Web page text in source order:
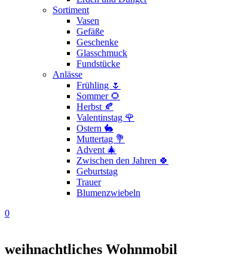
Sortiment
Vasen
Gefäße
Geschenke
Glasschmuck
Fundstücke
Anlässe
Frühling 🌷
Sommer 🌻
Herbst 🍂
Valentinstag 🌹
Ostern 🐇
Muttertag 💐
Advent 🎄
Zwischen den Jahren 🍀
Geburtstag
Trauer
Blumenzwiebeln
0
weihnachtliches Wohnmobil